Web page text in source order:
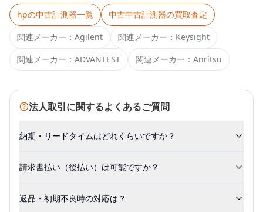
hpの中古計測器一覧 中古中古計測器の買取査定
関連メーカー： Agilent 関連メーカー： Keysight
関連メーカー： ADVANTEST 関連メーカー： Anritsu
法人取引に関するよくあるご質問
納期・リードタイムはどれくらいですか？
請求書払い（後払い）は可能ですか？
返品・初期不良時の対応は？